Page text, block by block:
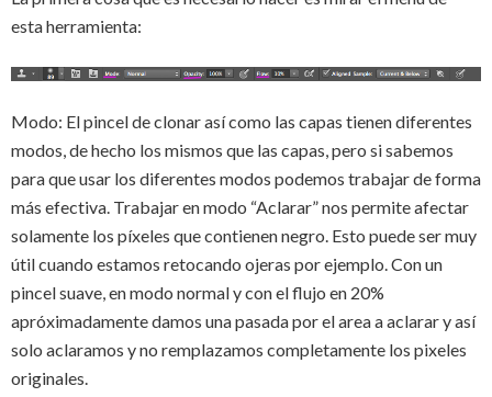
esta herramienta:
Modo: El pincel de clonar así como las capas tienen diferentes
modos, de hecho los mismos que las capas, pero si sabemos
para que usar los diferentes modos podemos trabajar de forma
más efectiva. Trabajar en modo “Aclarar” nos permite afectar
solamente los píxeles que contienen negro. Esto puede ser muy
útil cuando estamos retocando ojeras por ejemplo. Con un
pincel suave, en modo normal y con el flujo en 20%
apróximadamente damos una pasada por el area a aclarar y así
solo aclaramos y no remplazamos completamente los pixeles
originales.